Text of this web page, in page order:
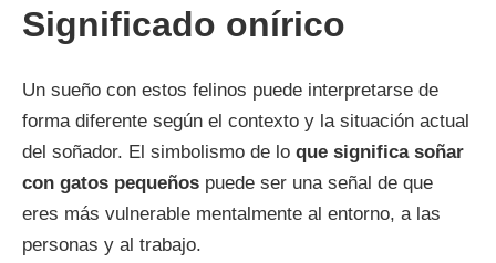
Significado onírico
Un sueño con estos felinos puede interpretarse de
forma diferente según el contexto y la situación actual
del soñador. El simbolismo de lo que significa soñar
con gatos pequeños puede ser una señal de que
eres más vulnerable mentalmente al entorno, a las
personas y al trabajo.